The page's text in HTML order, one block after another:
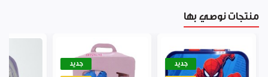
منتجات نوصي بها
جديد جديد